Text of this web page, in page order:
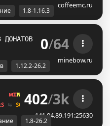
coffeemc.ru
1.8-1.16.3
ДОНАТОВ И КРЕАТИВА
0/64
minebow.ru
1.12.2-26.2
ᴍɪɴᴇ ʟᴀ ɴᴅ ɴᴇᴛᴡᴏʀᴋ ☀
⇆ ꜱᴜʀᴠɪᴠᴀʟ ꜱᴍᴘ ⇆ ꜱᴋʏʙʟᴏᴄᴋ
402/3k
141.94.89.191:25630
1.8-26.2